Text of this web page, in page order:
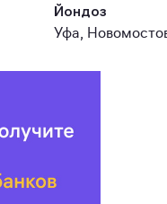
Йондоз
Уфа,